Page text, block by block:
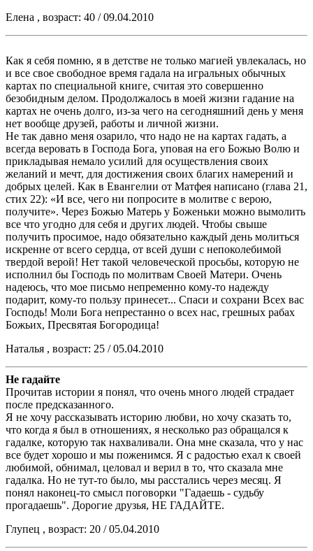
Елена , возраст: 40 / 09.04.2010
Как я себя помню, я в детстве не только магией увлекалась, но
и все свое свободное время гадала на игральных обычных
картах по специальной книге, считая это совершенно
безобидным делом. Продолжалось в моей жизни гадание на
картах не очень долго, из-за чего на сегодняшний день у меня
нет вообще друзей, работы и личной жизни.
Не так давно меня озарило, что надо не на картах гадать, а
всегда веровать в Господа Бога, уповая на его Божью Волю и
прикладывая немало усилий для осуществления своих
желаний и мечт, для достижения своих благих намерений и
добрых целей. Как в Евангелии от Матфея написано (глава 21,
стих 22): «И все, чего ни попросите в молитве с верою,
получите». Через Божью Матерь у Боженьки можно вымолить
все что угодно для себя и других людей. Чтобы свыше
получить просимое, надо обязательно каждый день молиться
искренне от всего сердца, от всей души с непоколебимой
твердой верой! Нет такой человеческой просьбы, которую не
исполнил бы Господь по молитвам Своей Матери. Очень
надеюсь, что мое письмо непременно кому-то надежду
подарит, кому-то пользу принесет... Спаси и сохрани Всех вас
Господь! Моли Бога непрестанно о всех нас, грешных рабах
Божьих, Пресвятая Богородица!
Наталья , возраст: 25 / 05.04.2010
Не гадайте
Прочитав истории я понял, что очень много людей страдает
после предсказанного.
Я не хочу рассказывать историю любви, но хочу сказать то,
что когда я был в отношениях, я несколько раз обращался к
гадалке, которую так нахваливали. Она мне сказала, что у нас
все будет хорошо и мы поженимся. Я с радостью ехал к своей
любимой, обнимал, целовал и верил в то, что сказала мне
гадалка. Но не тут-то было, мы расстались через месяц. Я
понял наконец-то смысл поговорки "Гадаешь - судьбу
прогадаешь". Дорогие друзья, НЕ ГАДАЙТЕ.
Глупец , возраст: 20 / 05.04.2010